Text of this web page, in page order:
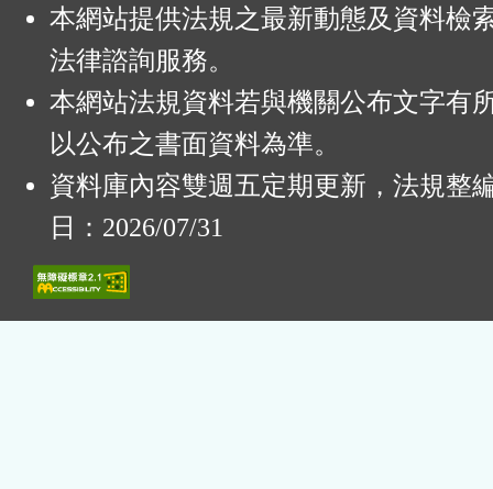
本網站提供法規之最新動態及資料檢
法律諮詢服務。
本網站法規資料若與機關公布文字有
以公布之書面資料為準。
資料庫內容雙週五定期更新，法規整
日：2026/07/31